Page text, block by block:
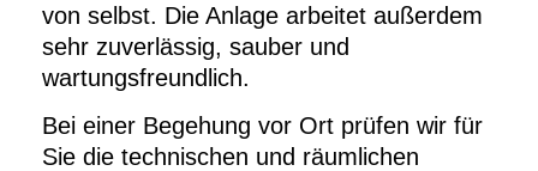
von selbst. Die Anlage arbeitet außerdem
sehr zuverlässig, sauber und
wartungsfreundlich.
Bei einer Begehung vor Ort prüfen wir für
Sie die technischen und räumlichen